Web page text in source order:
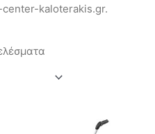
kaloterakis.gr.